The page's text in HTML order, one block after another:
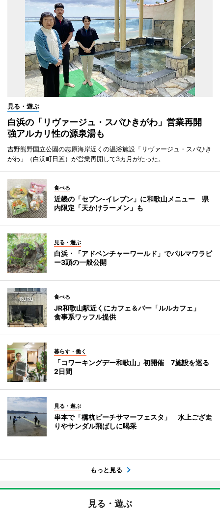
見る・遊ぶ
白浜の「リヴァージュ・スパひきがわ」営業再開
強アルカリ性の源泉湯も
吉野熊野国立公園の志原海岸近くの温浴施設「リヴァージュ・スパひき
がわ」（白浜町日置）が営業再開して3カ月がたった。
食べる
近畿の「セブン-イレブン」に和歌山メニュー 県
内限定「天かけラーメン」も
見る・遊ぶ
白浜・「アドベンチャーワールド」でパルマワラビ
ー3頭の一般公開
食べる
JR和歌山駅近くにカフェ＆バー「ルルカフェ」
食事系ワッフル提供
暮らす・働く
「コワーキングデー和歌山」初開催 7施設を巡る
2日間
見る・遊ぶ
串本で「橋杭ビーチサマーフェスタ」 水上ござ走
りやサンダル飛ばしに喝采
もっと見る
見る・遊ぶ